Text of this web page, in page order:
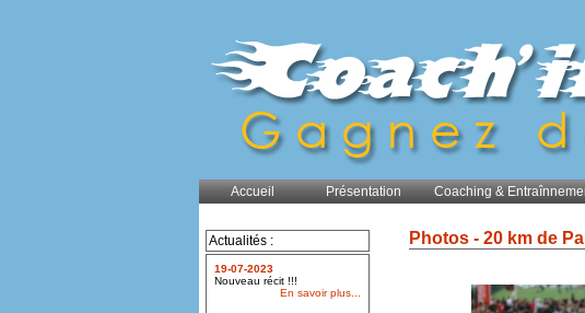
Accueil Présentation Coaching &
Actualités :
19-07-2023
Nouveau récit !!!
En savoir plus...
Photos - 20 km de